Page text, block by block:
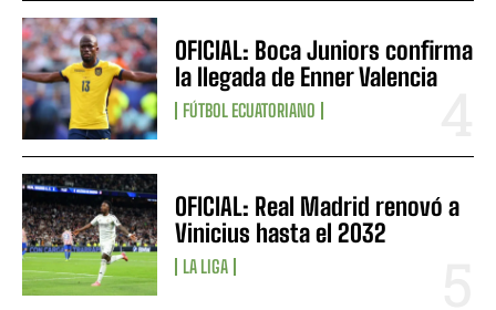
OFICIAL: Boca Juniors confirma
la llegada de Enner Valencia
FÚTBOL ECUATORIANO
OFICIAL: Real Madrid renovó a
Vinicius hasta el 2032
LA LIGA